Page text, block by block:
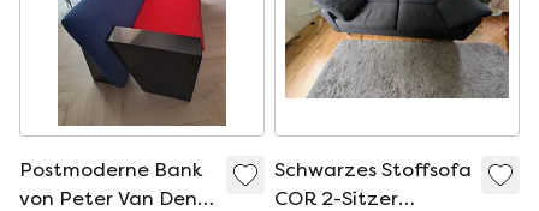
Postmoderne Bank
von Peter Van Den
Schwarzes Stoffsofa
COR 2-Sitzer